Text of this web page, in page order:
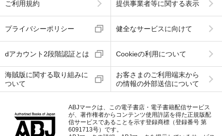
ご利用規約 提供事業者等に関する表示
プライバシーポリシー 健全なサービスに向けて
dアカウント2段階認証とは Cookieの利用について
海賊版に関する取り組みに
ついて
お客さまのご利用端末から
の情報の外部送信について
ABJマークは、この電子書店・電子書籍配信サービス
が、著作権者からコンテンツ使用許諾を得た正規版配
信サービスであることを示す登録商標（登録番号 第
6091713号）です。